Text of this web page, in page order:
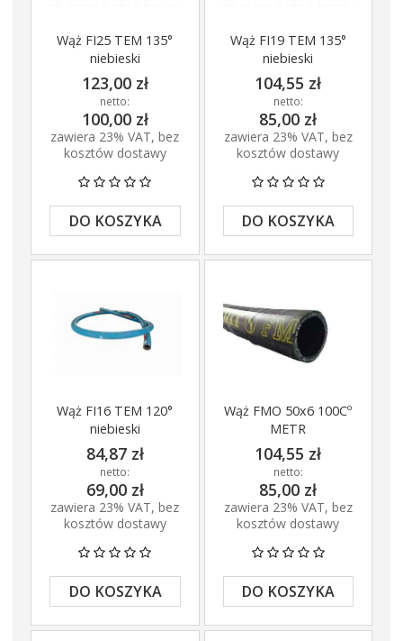
Wąż FI25 TEM 135°
niebieski
123,00 zł
netto:
100,00 zł
zawiera 23% VAT, bez
kosztów dostawy
DO KOSZYKA
Wąż FI19 TEM 135°
niebieski
104,55 zł
netto:
85,00 zł
zawiera 23% VAT, bez
kosztów dostawy
DO KOSZYKA
Wąż FI16 TEM 120°
niebieski
84,87 zł
netto:
69,00 zł
zawiera 23% VAT, bez
kosztów dostawy
DO KOSZYKA
Wąż FMO 50x6 100Cº
METR
104,55 zł
netto:
85,00 zł
zawiera 23% VAT, bez
kosztów dostawy
DO KOSZYKA